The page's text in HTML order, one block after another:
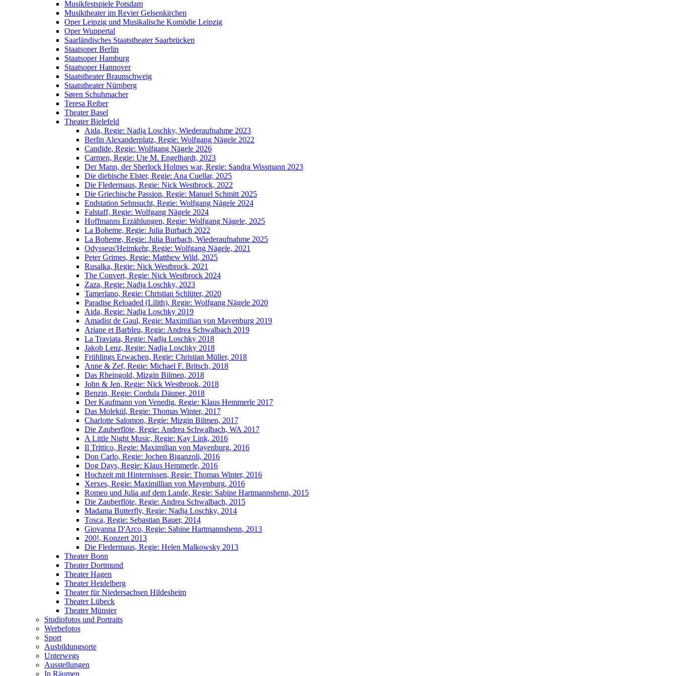
Musikfestspiele Potsdam
Musiktheater im Revier Gelsenkirchen
Oper Leipzig und Musikalische Komödie Leipzig
Oper Wuppertal
Saarländisches Staatstheater Saarbrücken
Staatsoper Berlin
Staatsoper Hamburg
Staatsoper Hannover
Staatstheater Braunschweig
Staatstheater Nürnberg
Søren Schuhmacher
Teresa Reiber
Theater Basel
Theater Bielefeld
Aida, Regie: Nadja Loschky, Wiederaufnahme 2023
Berlin Alexanderplatz, Regie: Wolfgang Nägele 2022
Candide, Regie: Wolfgang Nägele 2026
Carmen, Regie: Ute M. Engelhardt, 2023
Der Mann, der Sherlock Holmes war, Regie: Sandra Wissmann 2023
Die diebische Elster, Regie: Ana Cuellar, 2025
Die Fledermaus, Regie: Nick Westbrock, 2022
Die Griechische Passion, Regie: Manuel Schmitt 2025
Endstation Sehnsucht, Regie: Wolfgang Nägele 2024
Falstaff, Regie: Wolfgang Nägele 2024
Hoffmanns Erzählungen, Regie: Wolfgang Nägele, 2025
La Boheme, Regie: Julia Burbach 2022
La Boheme, Regie: Julia Burbach, Wiederaufnahme 2025
Odysseus'Heimkehr, Regie: Wolfgang Nägele, 2021
Peter Grimes, Regie: Matthew Wild, 2025
Rusalka, Regie: Nick Westbrock, 2021
The Convert, Regie: Nick Westbrock 2024
Zaza, Regie: Nadja Loschky, 2023
Tamerlano, Regie: Christian Schlüter, 2020
Paradise Reloaded (Lilith), Regie: Wolfgang Nägele 2020
Aida, Regie: Nadja Loschky 2019
Amadist de Gaul, Regie: Maximilian von Mayenburg 2019
Ariane et Barbleu, Regie: Andrea Schwalbach 2019
La Traviata, Regie: Nadja Loschky 2018
Jakob Lenz, Regie: Nadja Loschky 2018
Frühlings Erwachen, Regie: Christian Müller, 2018
Anne & Zef, Regie: Michael F. Britsch, 2018
Das Rheingold, Mizgin Bilmen, 2018
John & Jen, Regie: Nick Westbrook, 2018
Benzin, Regie: Cordula Däuper, 2018
Der Kaufmann von Venedig, Regie: Klaus Hemmerle 2017
Das Molekül, Regie: Thomas Winter, 2017
Charlotte Salomon, Regie: Mizgin Bilmen, 2017
Die Zauberflöte, Regie: Andrea Schwalbach, WA 2017
A Little Night Music, Regie: Kay Link, 2016
Il Trittico, Regie: Maximilian von Mayenburg, 2016
Don Carlo, Regie: Jochen Biganzoli, 2016
Dog Days, Regie: Klaus Hemmerle, 2016
Hochzeit mit Hinternissen, Regie: Thomas Winter, 2016
Xerxes, Regie: Maximillian von Mayenburg, 2016
Romeo und Julia auf dem Lande, Regie: Sabine Hartmannshenn, 2015
Die Zauberflöte, Regie: Andrea Schwalbach, 2015
Madama Butterfly, Regie: Nadja Loschky, 2014
Tosca, Regie: Sebastian Bauer, 2014
Giovanna D'Arco, Regie: Sabine Hartmannshenn, 2013
200!, Konzert 2013
Die Fledermaus, Regie: Helen Malkowsky 2013
Theater Bonn
Theater Dortmund
Theater Hagen
Theater Heidelberg
Theater für Niedersachsen Hildesheim
Theater Lübeck
Theater Münster
Studiofotos und Portraits
Werbefotos
Sport
Ausbildungsorte
Unterwegs
Ausstellungen
In Räumen